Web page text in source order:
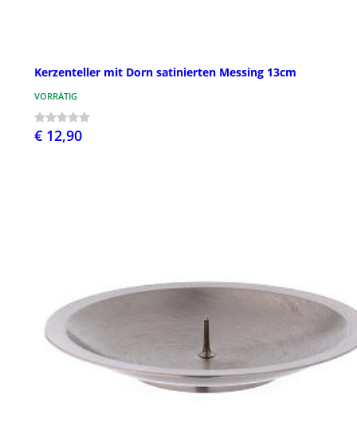
Kerzenteller mit Dorn satinierten Messing 13cm
VORRÄTIG
€ 12,90